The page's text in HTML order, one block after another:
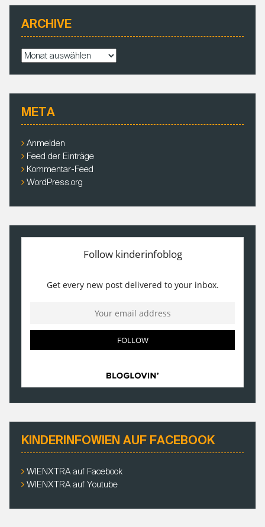
ARCHIVE
A
h
i
v
META
Anmelden
Feed der Einträge
Kommentar-Feed
WordPress.org
KINDERINFOWIEN AUF FACEBOOK
WIENXTRA auf Facebook
WIENXTRA auf Youtube